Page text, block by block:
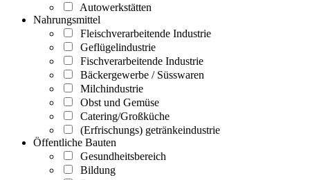
Autowerkstätten
Nahrungsmittel
Fleischverarbeitende Industrie
Geflügelindustrie
Fischverarbeitende Industrie
Bäckergewerbe / Süsswaren
Milchindustrie
Obst und Gemüse
Catering/Großküche
(Erfrischungs) getränkeindustrie
Öffentliche Bauten
Gesundheitsbereich
Bildung